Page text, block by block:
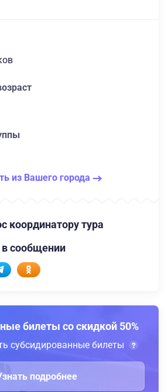
из Вашего города
координатору тура
сообщении
билеты со скидкой 50%
субсидированные билеты
подробнее